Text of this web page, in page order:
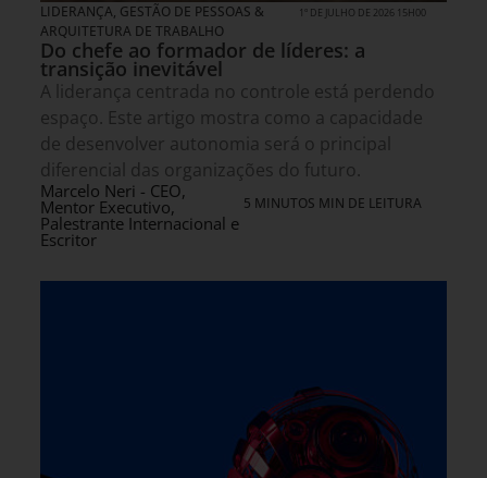
LIDERANÇA, GESTÃO DE PESSOAS &
ARQUITETURA DE TRABALHO
1º DE JULHO DE 2026 15H00
Do chefe ao formador de líderes: a
transição inevitável
A liderança centrada no controle está perdendo
espaço. Este artigo mostra como a capacidade
de desenvolver autonomia será o principal
diferencial das organizações do futuro.
Marcelo Neri - CEO,
Mentor Executivo,
Palestrante Internacional e
Escritor
5 MINUTOS MIN DE LEITURA